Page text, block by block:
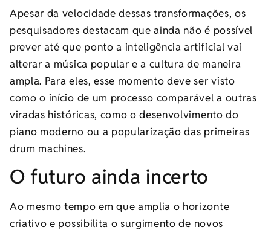
Apesar da velocidade dessas transformações, os
pesquisadores destacam que ainda não é possível
prever até que ponto a inteligência artificial vai
alterar a música popular e a cultura de maneira
ampla. Para eles, esse momento deve ser visto
como o início de um processo comparável a outras
viradas históricas, como o desenvolvimento do
piano moderno ou a popularização das primeiras
drum machines.
O futuro ainda incerto
Ao mesmo tempo em que amplia o horizonte
criativo e possibilita o surgimento de novos